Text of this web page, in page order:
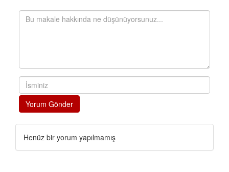
Yorum Gönder
Henüz bir yorum yapılmamış